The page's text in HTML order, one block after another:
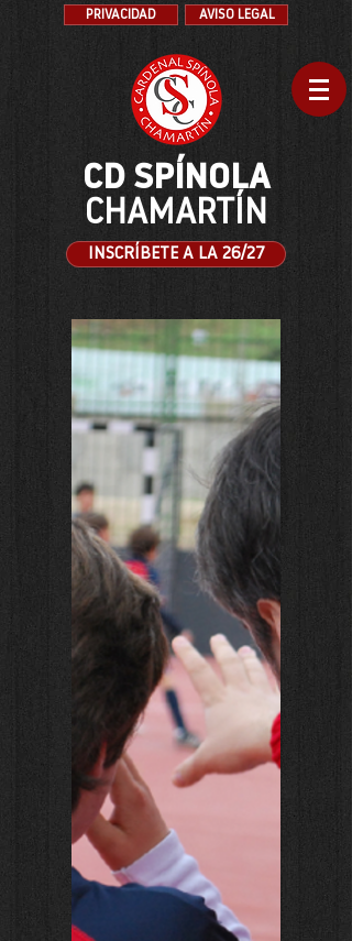
PRIVACIDAD AVISO LEGAL
CD SPÍNOLA
CHAMARTÍN
INSCRÍBETE A LA 26/27